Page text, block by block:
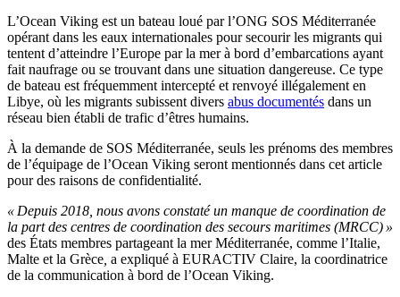
L’Ocean Viking est un bateau loué par l’ONG SOS Méditerranée
opérant dans les eaux internationales pour secourir les migrants qui
tentent d’atteindre l’Europe par la mer à bord d’embarcations ayant
fait naufrage ou se trouvant dans une situation dangereuse. Ce type
de bateau est fréquemment intercepté et renvoyé illégalement en
Libye, où les migrants subissent divers abus documentés dans un
réseau bien établi de trafic d’êtres humains.
À la demande de SOS Méditerranée, seuls les prénoms des membres
de l’équipage de l’Ocean Viking seront mentionnés dans cet article
pour des raisons de confidentialité.
« Depuis 2018, nous avons constaté un manque de coordination de
la part des centres de coordination des secours maritimes (MRCC) »
des États membres partageant la mer Méditerranée, comme l’Italie,
Malte et la Grèce a expliqué à EURACTIV Claire, la coordinatrice
de la communication à bord de l’Ocean Viking.